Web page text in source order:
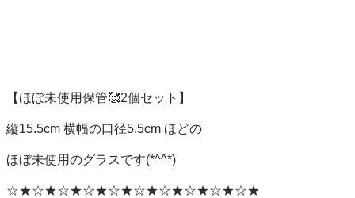
【ほぼ未使用保管🥰2個セット】
縦15.5cm 横幅の口径5.5cm ほどの
ほぼ未使用のグラスです(*^^*)
☆★☆★☆★☆★☆★☆★☆★☆★☆★☆★